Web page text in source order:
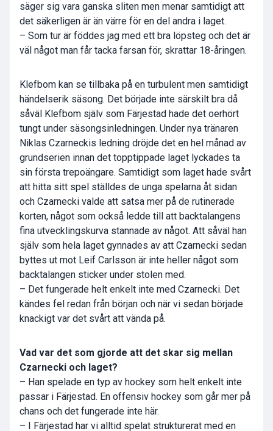
säger sig vara ganska sliten men menar samtidigt att
det säkerligen är än värre för en del andra i laget.
– Som tur är föddes jag med ett bra löpsteg och det är
väl något man får tacka farsan för, skrattar 18-åringen.
Klefbom kan se tillbaka på en turbulent men samtidigt
händelserik säsong. Det började inte särskilt bra då
såväl Klefbom själv som Färjestad hade det oerhört
tungt under säsongsinledningen. Under nya tränaren
Niklas Czarneckis ledning dröjde det en hel månad av
grundserien innan det topptippade laget lyckades ta
sin första trepoängare. Samtidigt som laget hade svårt
att hitta sitt spel ställdes de unga spelarna åt sidan
och Czarnecki valde att satsa mer på de rutinerade
korten, något som också ledde till att backtalangens
fina utvecklingskurva stannade av något. Att såväl han
själv som hela laget gynnades av att Czarnecki sedan
byttes ut mot Leif Carlsson är inte heller något som
backtalangen sticker under stolen med.
– Det fungerade helt enkelt inte med Czarnecki. Det
kändes fel redan från början och när vi sedan började
knackigt var det svårt att vända på.
Vad var det som gjorde att det skar sig mellan
Czarnecki och laget?
– Han spelade en typ av hockey som helt enkelt inte
passar i Färjestad. En offensiv hockey som går mer på
chans och det fungerade inte här.
– I Färjestad har vi alltid spelat strukturerat med en